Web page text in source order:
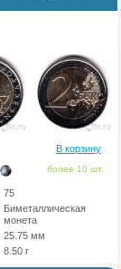
В корзину
более 10 шт.
75
Биметаллическая
монета
25.75 мм
8.50 г